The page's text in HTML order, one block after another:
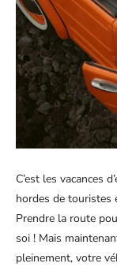
C’est les vacances
hordes de touristes
Prendre la route
soi ! Mais
pleinement, votre